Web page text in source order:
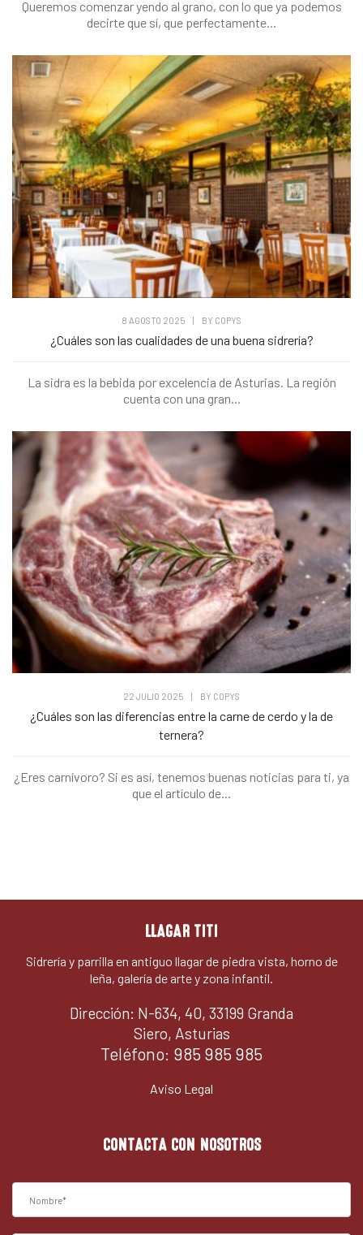
Queremos comenzar yendo al grano, con lo que ya podemos
decirte que sí, que perfectamente...
8 AGOSTO 2025 | BY COPYS
¿Cuáles son las cualidades de una buena sidrería?
La sidra es la bebida por excelencia de Asturias. La región
cuenta con una gran...
22 JULIO 2025 | BY COPYS
¿Cuáles son las diferencias entre la carne de cerdo y la de
ternera?
¿Eres carnívoro? Si es así, tenemos buenas noticias para ti, ya
que el artículo de...
LLAGAR TITI
Sidrería y parrilla en antiguo llagar de piedra vista, horno de
leña, galería de arte y zona infantil.
Dirección: N-634, 40, 33199 Granda
Siero, Asturias
Teléfono: 985 985 985
Aviso Legal
CONTACTA CON NOSOTROS